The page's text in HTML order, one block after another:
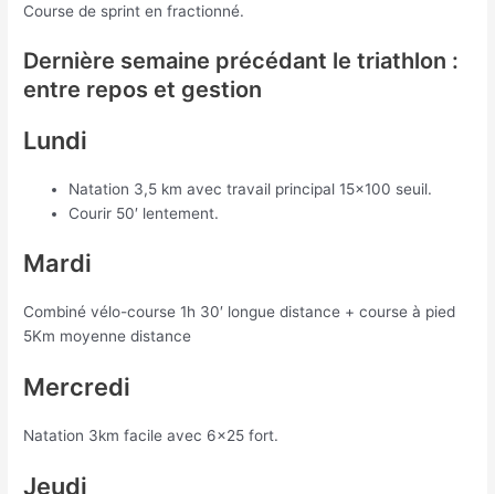
Course de sprint en fractionné.
Dernière semaine précédant le triathlon :
entre repos et gestion
Lundi
Natation 3,5 km avec travail principal 15×100 seuil.
Courir 50′ lentement.
Mardi
Combiné vélo-course 1h 30′ longue distance + course à pied
5Km moyenne distance
Mercredi
Natation 3km facile avec 6×25 fort.
Jeudi